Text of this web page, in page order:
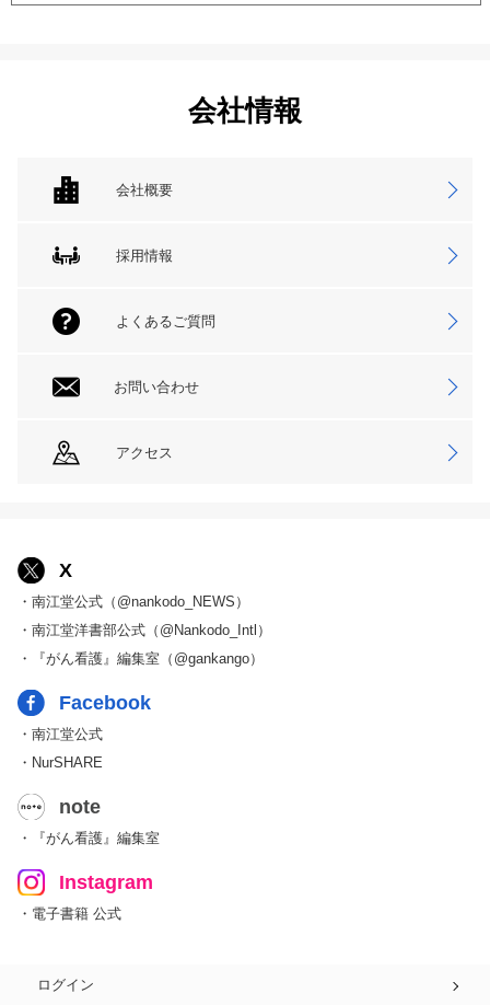
会社情報
会社概要
採用情報
よくあるご質問
お問い合わせ
アクセス
X
・南江堂公式（@nankodo_NEWS）
・南江堂洋書部公式（@Nankodo_Intl）
・『がん看護』編集室（@gankango）
Facebook
・南江堂公式
・NurSHARE
note
・『がん看護』編集室
Instagram
・電子書籍 公式
ログイン